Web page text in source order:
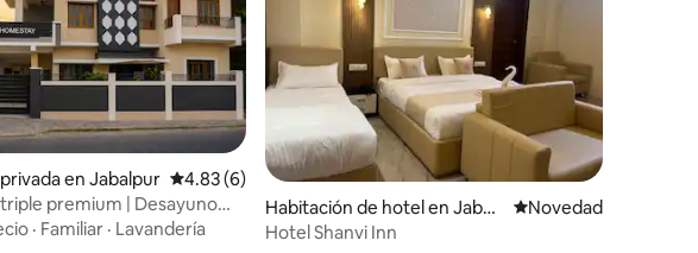
4.2 de 5, 5 reseñas
en Jabalpur Calificación promedio: 4.83 de 5, 6 reseñas
4.83 (6)
premium | Desayuno
acondicionado | Wi-Fi
· Familiar · Lavandería
Habitación de hotel en Jabal
pur
Lugar para
Novedad
Hotel Shanvi Inn